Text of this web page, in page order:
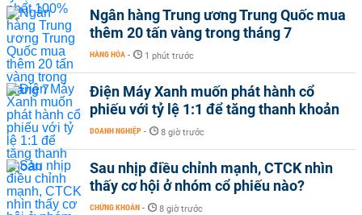
Ngân hàng Trung ương Trung Quốc mua
thêm 20 tấn vàng trong tháng 7
HÀNG HÓA - 1 phút trước
Điện Máy Xanh muốn phát hành cổ
phiếu với tỷ lệ 1:1 để tăng thanh khoản
DOANH NGHIỆP - 8 giờ trước
Sau nhịp điều chỉnh mạnh, CTCK nhìn
thấy cơ hội ở nhóm cổ phiếu nào?
CHỨNG KHOÁN - 8 giờ trước